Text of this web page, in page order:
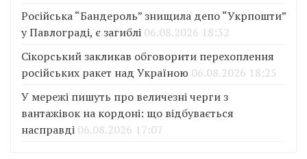
Російська “Бандероль” знищила депо “Укрпошти”
у Павлограді, є загиблі 06.08.2026 18:32
Сікорський закликав обговорити перехоплення
російських ракет над Україною 06.08.2026 18:25
У мережі пишуть про величезні черги з
вантажівок на кордоні: що відбувається
насправді 06.08.2026 17:07